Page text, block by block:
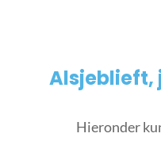
Alsjeblieft,
Hieronder